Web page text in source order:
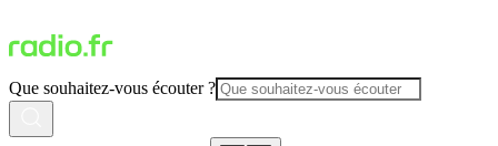
Que souhaitez-vous écouter ?